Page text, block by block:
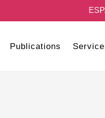
Publications